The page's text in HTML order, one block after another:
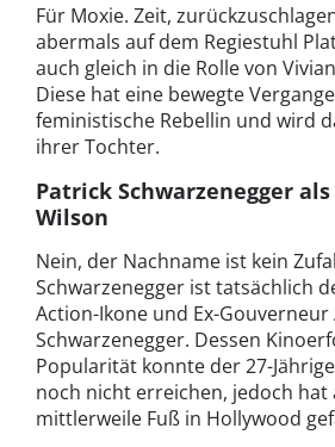
Für Moxie. Zeit,
abermals auf dem Regiestuhl
auch gleich in die Rolle von
Diese hat eine bewegte
feministische Rebellin und wird
ihrer Tochter.
Patrick Schwarzenegger
Wilson
Nein, der Nachname ist kein
Schwarzenegger ist tatsächlich
Action-Ikone und Ex-
Schwarzenegger. Dessen
Popularität konnte der 27-
noch nicht erreichen, jedoch hat
mittlerweile Fuß in Hollywood